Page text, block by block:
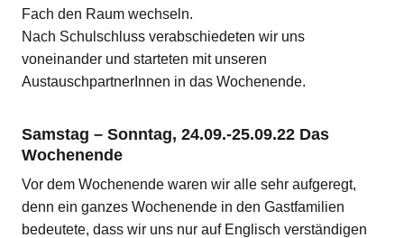
Fach den Raum wechseln.
Nach Schulschluss verabschiedeten wir uns
voneinander und starteten mit unseren
AustauschpartnerInnen in das Wochenende.
Samstag – Sonntag, 24.09.-25.09.22 Das
Wochenende
Vor dem Wochenende waren wir alle sehr aufgeregt,
denn ein ganzes Wochenende in den Gastfamilien
bedeutete, dass wir uns nur auf Englisch verständigen